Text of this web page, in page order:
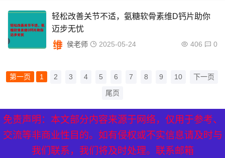
轻松改善关节不适，氨糖软骨素维D钙片助你
迈步无忧
侯老师 2025-05-24 406 0
第一页 1 2 3 4 5 6 7 8 9 10
下一页
尾页
免责声明：本文部分内容来源于网络，仅用于参考、
交流等非商业性目的。如有侵权或不实信息请及时与
我们联系，我们将及时处理。联系邮箱